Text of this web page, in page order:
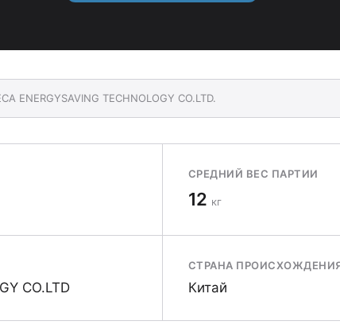
ENERGYSAVING TECHNOLOGY CO.LTD.
СРЕДНИЙ ВЕС ПАРТИИ
12 кг
CO.LTD
СТРАНА
Китай